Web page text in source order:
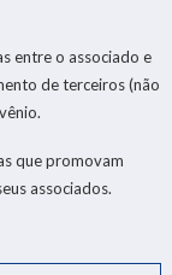
entre o associado e
de terceiros (não
que promovam
associados.